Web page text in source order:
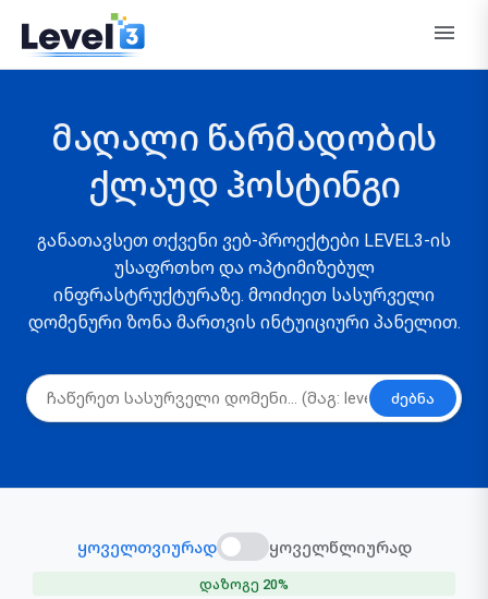
მაღალი წარმადობის
ქლაუდ ჰოსტინგი
განათავსეთ თქვენი ვებ-პროექტები LEVEL3-ის
უსაფრთხო და ოპტიმიზებულ
ინფრასტრუქტურაზე. მოიძიეთ სასურველი
დომენური ზონა მართვის ინტუიციური პანელით.
ძებნა
ყოველთვიურად ყოველწლიურად
დაზოგე 20%